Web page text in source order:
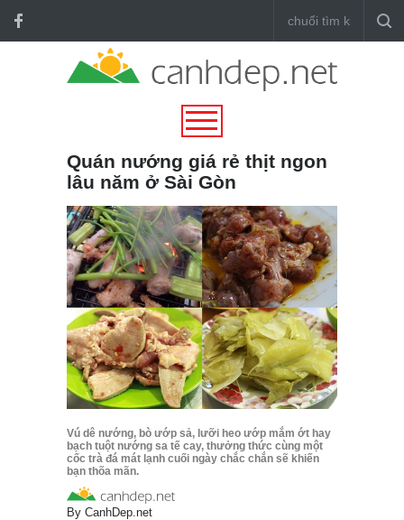
Quán nướng giá rẻ thịt ngon
lâu năm ở Sài Gòn
Vú dê nướng, bò ướp sả, lưỡi heo ướp mắm ớt hay
bạch tuột nướng sa tế cay, thưởng thức cùng một
cốc trà đá mát lạnh cuối ngày chắc chắn sẽ khiến
bạn thõa mãn.
By CanhDep.net